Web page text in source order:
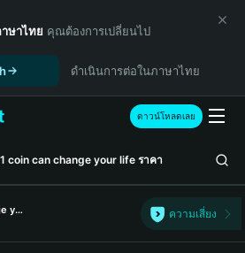
ษาไทย คุณต้องการเปลี่ยนไป
ดำเนินการต่อในภาษาไทย
ดาวน์โหลดเลย
1 coin can change your life ราคา
1 coin can change your life
ความเสี่ยง